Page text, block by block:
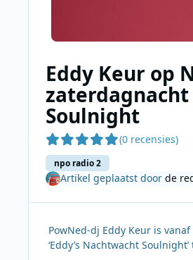
Eddy Keur op
zaterdagnacht
Soulnight
(0 recensies)
npo radio 2
Artikel geplaatst door de
PowNed-dj Eddy Keur is
‘Eddy’s Nachtwacht